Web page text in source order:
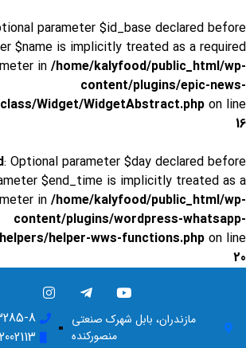
parameter $id_base declared before
$name is implicitly treated as a required
in /home/kalyfood/public_html/wp-
content/plugins/epic-news-
Widget/WidgetAbstract.phpon line
16
: Optional parameter $day declared before
$end_time is implicitly treated as a
in/home/kalyfood/public_html/wp-
content/plugins/wordpress-whatsapp-
helper-wws-functions.phpon line
20
مازندران، بابل شهرک صنعتی
منصورکنده
8